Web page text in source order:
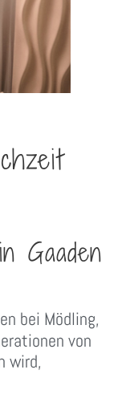
Gaaden
bei Mödling,
von
wird,